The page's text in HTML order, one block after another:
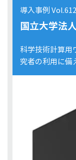
導入事例 Vol.612
国立大学法
科学技術計算用
究者の利用に備